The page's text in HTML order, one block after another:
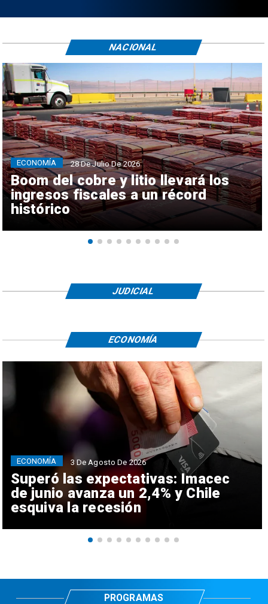
Boom del cobre y litio llevará los
ingresos fiscales a un récord
histórico
ECONOMÍA 28 De Julio De 2026
NACIONAL
JUDICIAL
Superó las expectativas: Imacec
de junio avanza un 2,4% y Chile
esquiva la recesión
ECONOMÍA 3 De Agosto De 2026
ECONOMÍA
PROGRAMAS